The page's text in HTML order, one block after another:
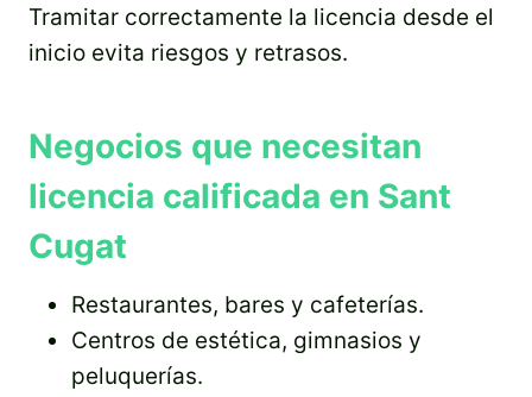
Tramitar correctamente la licencia desde el
inicio evita riesgos y retrasos.
Negocios que necesitan
licencia calificada en Sant
Cugat
Restaurantes, bares y cafeterías.
Centros de estética, gimnasios y
peluquerías.